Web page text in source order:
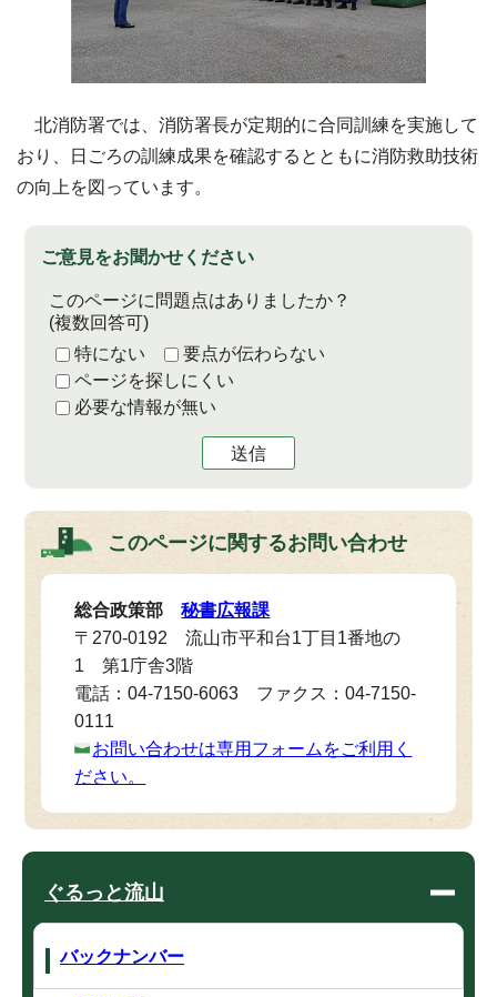
北消防署では、消防署長が定期的に合同訓練を実施して
おり、日ごろの訓練成果を確認するとともに消防救助技術
の向上を図っています。
ご意見をお聞かせください
このページに問題点はありましたか？
(複数回答可)
特にない
要点が伝わらない
ページを探しにくい
必要な情報が無い
送信
このページに関するお問い合わせ
総合政策部秘書広報課
〒270-0192 流山市平和台1丁目1番地の
1 第1庁舎3階
電話：04-7150-6063 ファクス：04-7150-
0111
お問い合わせは専用フォームをご利用く
ださい。
ぐるっと流山
バックナンバー